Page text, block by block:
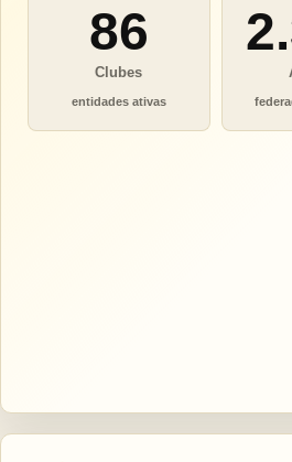
86
Clubes
entidades ativas